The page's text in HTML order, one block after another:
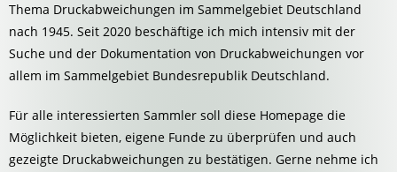
Thema Druckabweichungen im Sammelgebiet Deutschland
nach 1945. Seit 2020 beschäftige ich mich intensiv mit der
Suche und der Dokumentation von Druckabweichungen vor
allem im Sammelgebiet Bundesrepublik Deutschland.
Für alle interessierten Sammler soll diese Homepage die
Möglichkeit bieten, eigene Funde zu überprüfen und auch
gezeigte Druckabweichungen zu bestätigen. Gerne nehme ich